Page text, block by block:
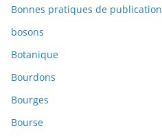
Bonnes pratiques de publication
bosons
Botanique
Bourdons
Bourges
Bourse